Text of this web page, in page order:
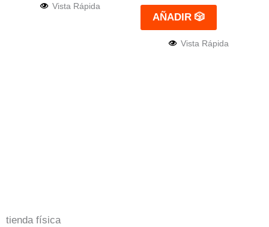
Vista Rápida
AÑADIR 🎲
Vista Rápida
tienda física